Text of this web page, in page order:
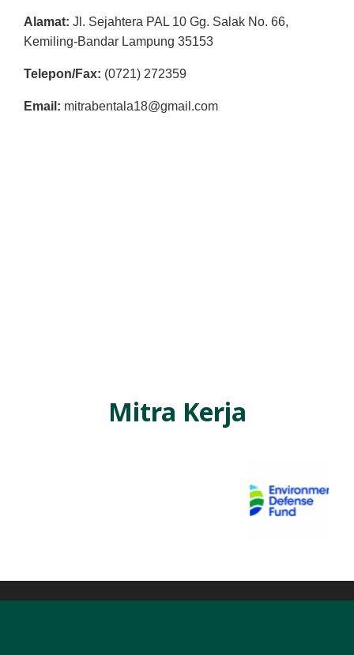
Alamat: Jl. Sejahtera PAL 10 Gg. Salak No. 66,
Kemiling-Bandar Lampung 35153
Telepon/Fax: (0721) 272359
Email: mitrabentala18@gmail.com
Mitra Kerja